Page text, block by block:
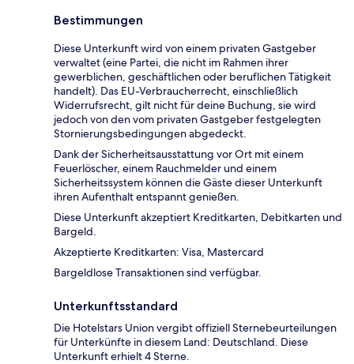
Bestimmungen
Diese Unterkunft wird von einem privaten Gastgeber
verwaltet (eine Partei, die nicht im Rahmen ihrer
gewerblichen, geschäftlichen oder beruflichen Tätigkeit
handelt). Das EU-Verbraucherrecht, einschließlich
Widerrufsrecht, gilt nicht für deine Buchung, sie wird
jedoch von den vom privaten Gastgeber festgelegten
Stornierungsbedingungen abgedeckt.
Dank der Sicherheitsausstattung vor Ort mit einem
Feuerlöscher, einem Rauchmelder und einem
Sicherheitssystem können die Gäste dieser Unterkunft
ihren Aufenthalt entspannt genießen.
Diese Unterkunft akzeptiert Kreditkarten, Debitkarten und
Bargeld.
Akzeptierte Kreditkarten: Visa, Mastercard
Bargeldlose Transaktionen sind verfügbar.
Unterkunftsstandard
Die Hotelstars Union vergibt offiziell Sternebeurteilungen
für Unterkünfte in diesem Land: Deutschland. Diese
Unterkunft erhielt 4 Sterne.